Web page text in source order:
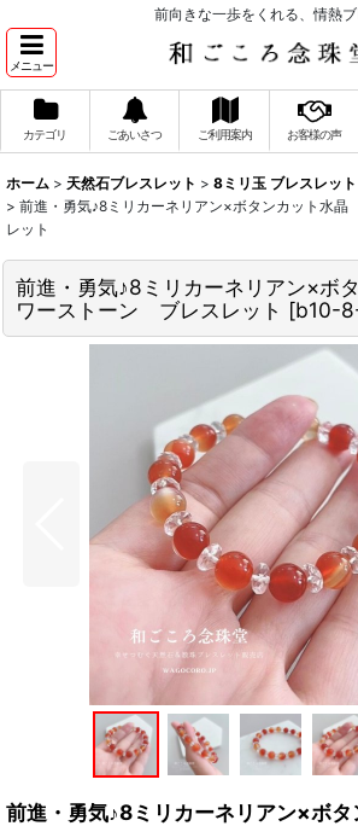
前向きな一歩をくれる、情熱
メニュー
カテゴリ ごあいさつ ご利用案内 お客様の声
ホーム > 天然石ブレスレット > 8ミリ玉 ブレスレット
> 前進・勇気♪8ミリカーネリアン×ボタンカット水
レット
前進・勇気♪8ミリカーネリアン×ボ
ワーストーン ブレスレット [b10-
前進・勇気♪8ミリカーネリアン×ボ